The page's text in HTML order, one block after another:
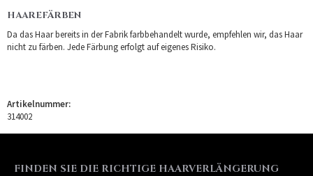
HAAREFÄRBEN
Da das Haar bereits in der Fabrik farbbehandelt wurde, empfehlen wir, das Haar
nicht zu färben. Jede Färbung erfolgt auf eigenes Risiko.
Artikelnummer:
314002
FINDEN SIE DIE RICHTIGE HAARVERLÄNGERUNG